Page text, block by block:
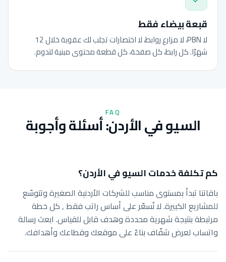
قبعة بيضاء فقط
لا PBN، لا مزارع روابط، لا اختصارات تجلب لك عقوبة خلال 12
شهرًا. كل رابط، كل صفحة، كل قطعة محتوى مبنية لتدوم.
FAQ
السيو في الأردن: أسئلة وأجوبة
كم تكلفة خدمات السيو في الأردن؟
باقاتنا تبدأ بمستوى مناسب للشركات الأردنية الصغيرة وتتوسّع
للمشاريع الكبيرة. لا نُسعّر على أساس راتب فقط , كل خطة
مرتبطة بنتيجة شهرية محددة وهدف قابل للقياس. ابعث رسالة
واتساب لعرض شفّاف بناءً على موقعك وقطاعك وأهدافك.